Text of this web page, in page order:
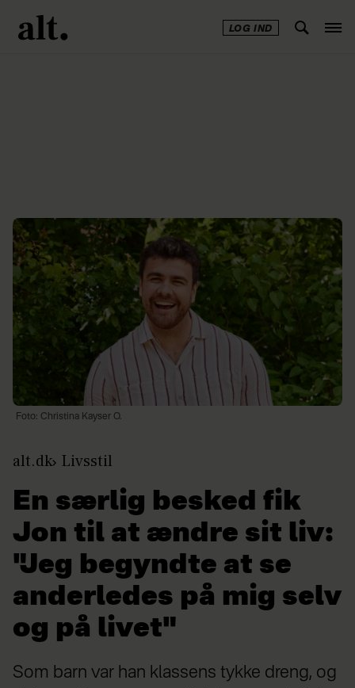
LOG IND
Foto: Christina Kayser O.
alt.dk Livsstil
En særlig besked fik
Jon til at ændre sit liv:
"Jeg begyndte at se
anderledes på mig selv
og på livet"
Som barn var han klassens tykke dreng, og